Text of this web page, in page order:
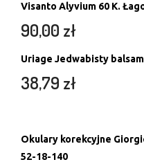
Visanto Alyvium 60 K.
90,00 zł
Uriage Jedwabisty balsam
38,79 zł
Okulary korekcyjne
52-18-140